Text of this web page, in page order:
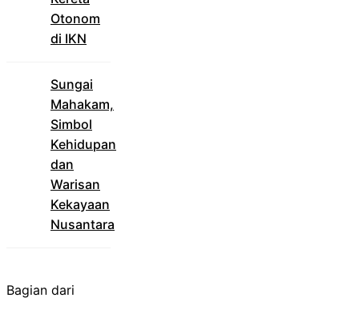
Otonom
di IKN
Sungai
Mahakam,
Simbol
Kehidupan
dan
Warisan
Kekayaan
Nusantara
Bagian dari